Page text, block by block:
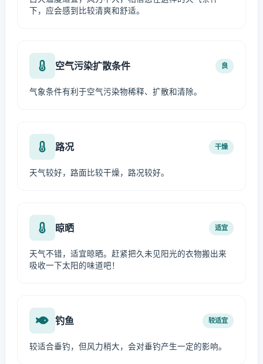
下，应会感到比较清爽和舒适。
空气污染扩散条件 良
气象条件有利于空气污染物稀释、扩散和清除。
路况 干燥
天气较好，路面比较干燥，路况较好。
晾晒 适宜
天气不错，适宜晾晒。赶紧把久未见阳光的衣物搬出来
吸收一下太阳的味道吧！
钓鱼 较适宜
较适合垂钓，但风力稍大，会对垂钓产生一定的影响。